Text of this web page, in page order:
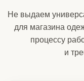
Не выдаем
для магазина
процессу
и